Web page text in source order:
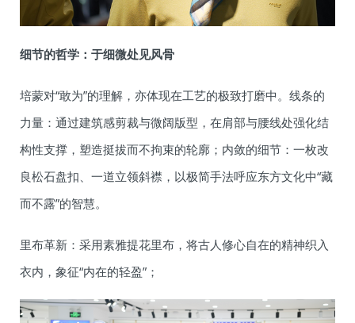
细节的哲学：于细微处见风骨
培蒙对“敢为”的理解，亦体现在工艺的极致打磨中。线条的
力量：通过建筑感剪裁与微阔版型，在肩部与腰线处强化结
构性支撑，塑造挺拔而不拘束的轮廓；内敛的细节：一枚改
良松石盘扣、一道立领斜襟，以极简手法呼应东方文化中“藏
而不露”的智慧。
里布革新：采用素雅提花里布，将古人修心自在的精神织入
衣内，象征“内在的轻盈”；